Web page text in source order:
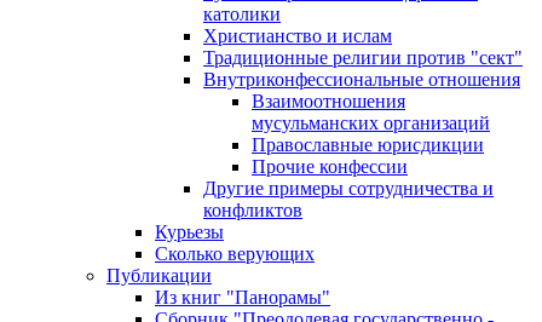
католики
Христианство и ислам
Традиционные религии против "сект"
Внутриконфессиональные отношения
Взаимоотношения
мусульманских организаций
Православные юрисдикции
Прочие конфессии
Другие примеры сотрудничества и
конфликтов
Курьезы
Сколько верующих
Публикации
Из книг "Панорамы"